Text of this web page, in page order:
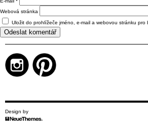
Webová stránka
Uložit do prohlížeče jméno, e-mail a webovou stránku pro
Design by